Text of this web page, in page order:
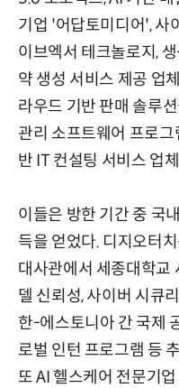
기업 '어답토미디어', 사
이브엑서 테크놀로지,
약 생성 서비스 제공 업
라우드 기반 판매 솔루
관리 소프트웨어 프로그
반 IT 컨설팅 서비스 업
이들은 방한 기간 중 국
득을 얻었다. 디지오터
대사관에서 세종대학교
델 신뢰성, 사이버 시큐
한-에스토니아 간 국제
로벌 인턴 프로그램 등
또 AI 헬스케어 전문기